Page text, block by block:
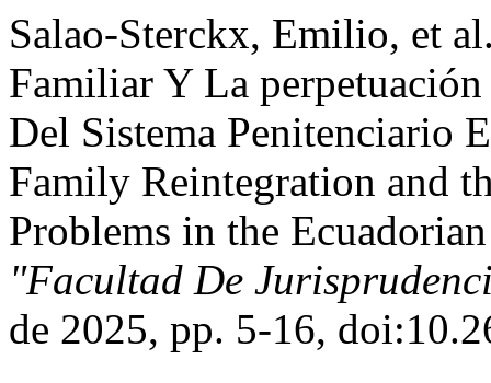
Salao-Sterckx, Emilio, et
Familiar Y La
Del Sistema Penitenciario
Family Reintegration and
Problems in the
"Facultad De
de 2025, pp. 5-16,